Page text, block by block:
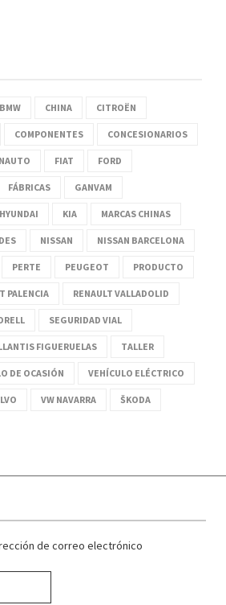
BMW CHINA CITROËN
COMPONENTES CONCESIONARIOS
FIAT FORD
FÁBRICAS GANVAM
HYUNDAI KIA MARCAS CHINAS
NISSAN NISSAN BARCELONA
PERTE PEUGEOT PRODUCTO
PALENCIA RENAULT VALLADOLID
SEGURIDAD VIAL
FIGUERUELAS TALLER
DE OCASIÓN VEHÍCULO ELÉCTRICO
VW NAVARRA ŠKODA
de correo electrónico